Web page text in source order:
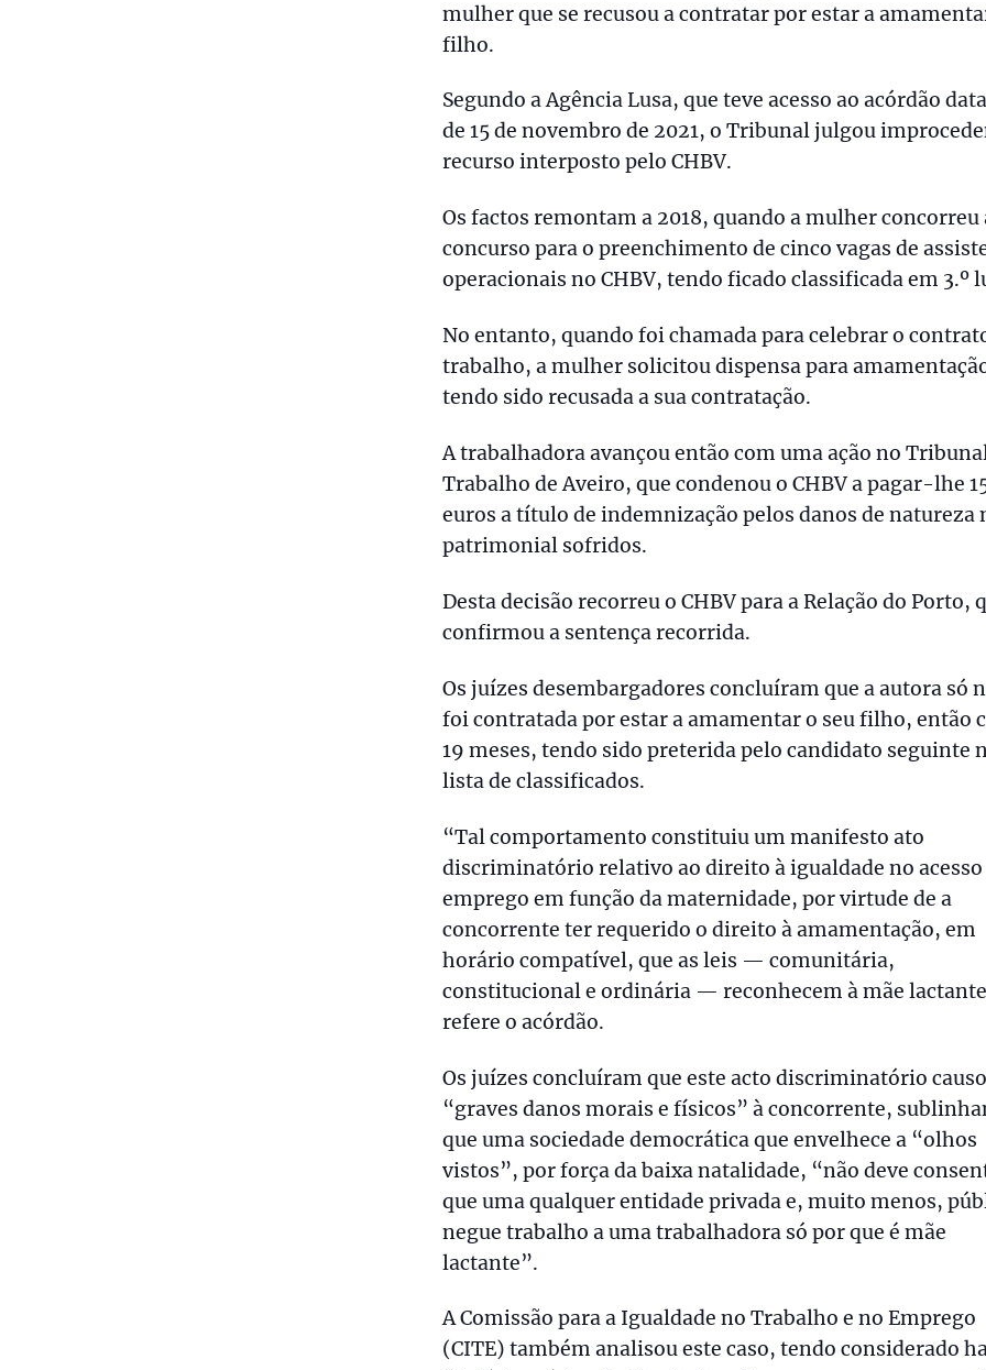
mulher que se recusou a contratar por estar a
filho.
Segundo a Agência Lusa, que teve acesso ao acórdão
de 15 de novembro de 2021, o Tribunal julgou
recurso interposto pelo CHBV.
Os factos remontam a 2018, quando a mulher concorreu
concurso para o preenchimento de cinco vagas de
operacionais no CHBV, tendo ficado classificada em 3.º
No entanto, quando foi chamada para celebrar o
trabalho, a mulher solicitou dispensa para
tendo sido recusada a sua contratação.
A trabalhadora avançou então com uma ação no
Trabalho de Aveiro, que condenou o CHBV a pagar-lhe
euros a título de indemnização pelos danos de natureza
patrimonial sofridos.
Desta decisão recorreu o CHBV para a Relação do Porto,
confirmou a sentença recorrida.
Os juízes desembargadores concluíram que a autora só
foi contratada por estar a amamentar o seu filho, então
19 meses, tendo sido preterida pelo candidato seguinte
lista de classificados.
“Tal comportamento constituiu um manifesto ato
discriminatório relativo ao direito à igualdade no acesso
emprego em função da maternidade, por virtude de a
concorrente ter requerido o direito à amamentação, em
horário compatível, que as leis — comunitária,
constitucional e ordinária — reconhecem à mãe
refere o acórdão.
Os juízes concluíram que este acto discriminatório
“graves danos morais e físicos” à concorrente,
que uma sociedade democrática que envelhece a “olhos
vistos”, por força da baixa natalidade, “não deve
que uma qualquer entidade privada e, muito menos,
negue trabalho a uma trabalhadora só por que é mãe
lactante”.
A Comissão para a Igualdade no Trabalho e no Emprego
(CITE) também analisou este caso, tendo considerado